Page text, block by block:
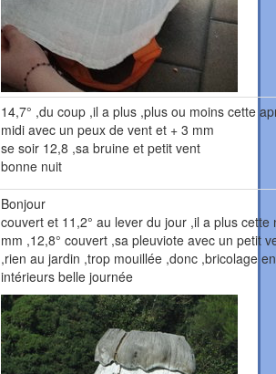
14,7° ,du coup ,il a plus ,plus ou moins cette
midi avec un peux de vent et + 3 mm
se soir 12,8 ,sa bruine et petit vent
bonne nuit
Bonjour
couvert et 11,2° au lever du jour ,il a plus cette
mm ,12,8° couvert ,sa pleuviote avec un petit
,rien au jardin ,trop mouillée ,donc ,bricolage en
intérieurs belle journée